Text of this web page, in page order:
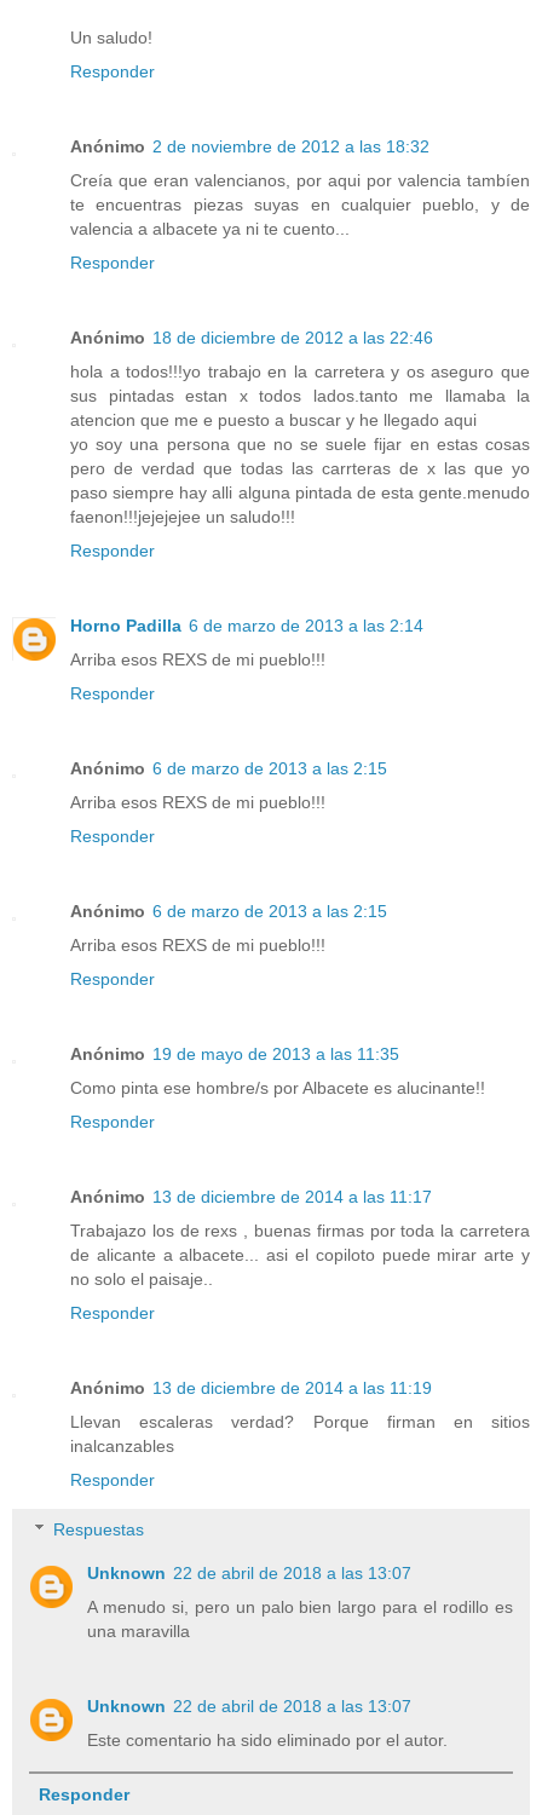
Un saludo!
Responder
Anónimo 2 de noviembre de 2012 a las 18:32
Creía que eran valencianos, por aqui por valencia tambíen
te encuentras piezas suyas en cualquier pueblo, y de
valencia a albacete ya ni te cuento...
Responder
Anónimo 18 de diciembre de 2012 a las 22:46
hola a todos!!!yo trabajo en la carretera y os aseguro que
sus pintadas estan x todos lados.tanto me llamaba la
atencion que me e puesto a buscar y he llegado aqui
yo soy una persona que no se suele fijar en estas cosas
pero de verdad que todas las carrteras de x las que yo
paso siempre hay alli alguna pintada de esta gente.menudo
faenon!!!jejejejee un saludo!!!
Responder
Horno Padilla 6 de marzo de 2013 a las 2:14
Arriba esos REXS de mi pueblo!!!
Responder
Anónimo 6 de marzo de 2013 a las 2:15
Arriba esos REXS de mi pueblo!!!
Responder
Anónimo 6 de marzo de 2013 a las 2:15
Arriba esos REXS de mi pueblo!!!
Responder
Anónimo 19 de mayo de 2013 a las 11:35
Como pinta ese hombre/s por Albacete es alucinante!!
Responder
Anónimo 13 de diciembre de 2014 a las 11:17
Trabajazo los de rexs , buenas firmas por toda la carretera
de alicante a albacete... asi el copiloto puede mirar arte y
no solo el paisaje..
Responder
Anónimo 13 de diciembre de 2014 a las 11:19
Llevan escaleras verdad? Porque firman en sitios
inalcanzables
Responder
Respuestas
Unknown 22 de abril de 2018 a las 13:07
A menudo si, pero un palo bien largo para el rodillo es
una maravilla
Unknown 22 de abril de 2018 a las 13:07
Este comentario ha sido eliminado por el autor.
Responder